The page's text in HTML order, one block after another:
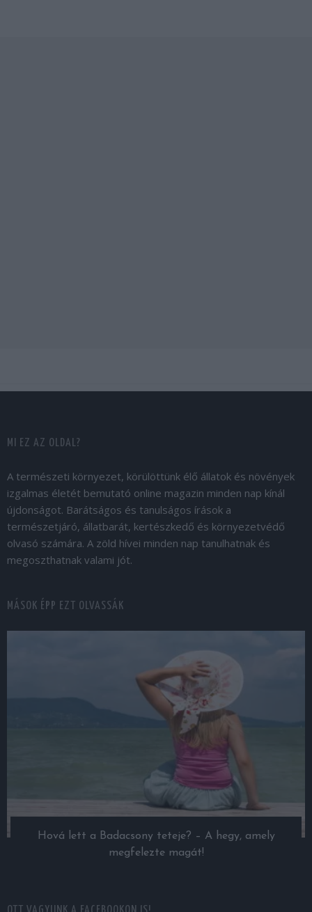
MI EZ AZ OLDAL?
A természeti környezet, körülöttünk élő állatok és növények
izgalmas életét bemutató online magazin minden nap kínál
újdonságot. Barátságos és tanulságos írások a
természetjáró, állatbarát, kertészkedő és környezetvédő
olvasó számára. A zöld hívei minden nap tanulhatnak és
megoszthatnak valami jót.
MÁSOK ÉPP EZT OLVASSÁK
Hová lett a Badacsony teteje? – A hegy, amely
megfelezte magát!